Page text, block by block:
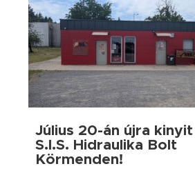
Július 20-án újra kinyit
S.I.S. Hidraulika Bolt
Körmenden!